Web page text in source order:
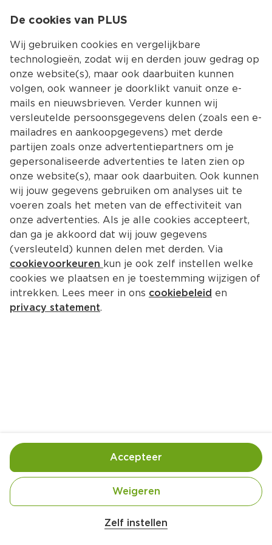
Kies jouw
Terug Producten
Lucovitaal D-Mannose Cranberry
Per Doos 60 st  (per stuks €0.33)
Handige informatie over dit product
Lucovitaal D-Mannose Cranberry 60tabs
Gebruik- en bewaarinstructies
De cookies van PLUS
Wij gebruiken cookies en vergelijkbare
technologieën, zodat wij en derden jouw gedrag op
onze website(s), maar ook daarbuiten kunnen
volgen, ook wanneer je doorklikt vanuit onze e-
mails en nieuwsbrieven. Verder kunnen wij
versleutelde persoonsgegevens delen (zoals een e-
mailadres en aankoopgegevens) met derde
partijen zoals onze advertentiepartners om je
gepersonaliseerde advertenties te laten zien op
onze website(s), maar ook daarbuiten. Ook kunnen
wij jouw gegevens gebruiken om analyses uit te
voeren zoals het meten van de effectiviteit van
onze advertenties. Als je alle cookies accepteert,
dan ga je akkoord dat wij jouw gegevens
(versleuteld) kunnen delen met derden. Via
cookievoorkeuren kun je ook zelf instellen welke
cookies we plaatsen en je toestemming wijzigen of
intrekken. Lees meer in ons cookiebeleid en
privacy statement.
Zelf instellen
Weigeren
Accepteer